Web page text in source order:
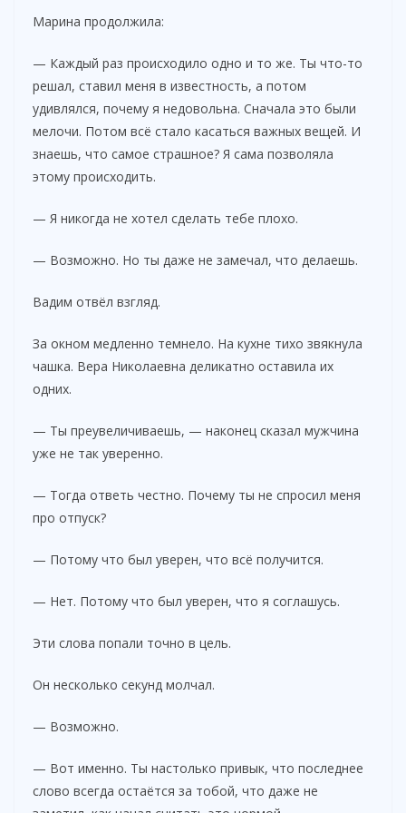
Марина продолжила:
— Каждый раз происходило одно и то же. Ты что-то
решал, ставил меня в известность, а потом
удивлялся, почему я недовольна. Сначала это были
мелочи. Потом всё стало касаться важных вещей. И
знаешь, что самое страшное? Я сама позволяла
этому происходить.
— Я никогда не хотел сделать тебе плохо.
— Возможно. Но ты даже не замечал, что делаешь.
Вадим отвёл взгляд.
За окном медленно темнело. На кухне тихо звякнула
чашка. Вера Николаевна деликатно оставила их
одних.
— Ты преувеличиваешь, — наконец сказал мужчина
уже не так уверенно.
— Тогда ответь честно. Почему ты не спросил меня
про отпуск?
— Потому что был уверен, что всё получится.
— Нет. Потому что был уверен, что я соглашусь.
Эти слова попали точно в цель.
Он несколько секунд молчал.
— Возможно.
— Вот именно. Ты настолько привык, что последнее
слово всегда остаётся за тобой, что даже не